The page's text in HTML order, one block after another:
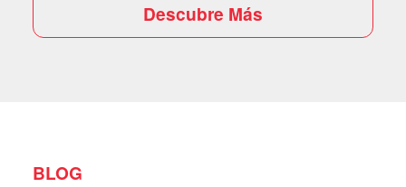
Descubre Más
BLOG